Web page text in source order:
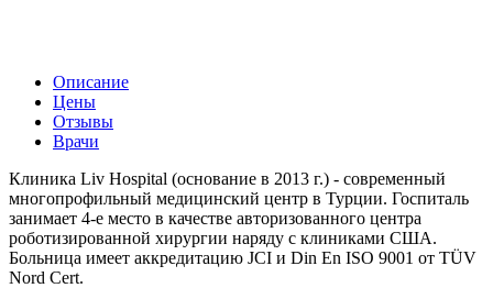
Описание
Цены
Отзывы
Врачи
Клиника Liv Hospital (основание в 2013 г.) - современный
многопрофильный медицинский центр в Турции. Госпиталь
занимает 4-е место в качестве авторизованного центра
роботизированной хирургии наряду с клиниками США.
Больница имеет аккредитацию JCI и Din En ISO 9001 от TÜV
Nord Cert.